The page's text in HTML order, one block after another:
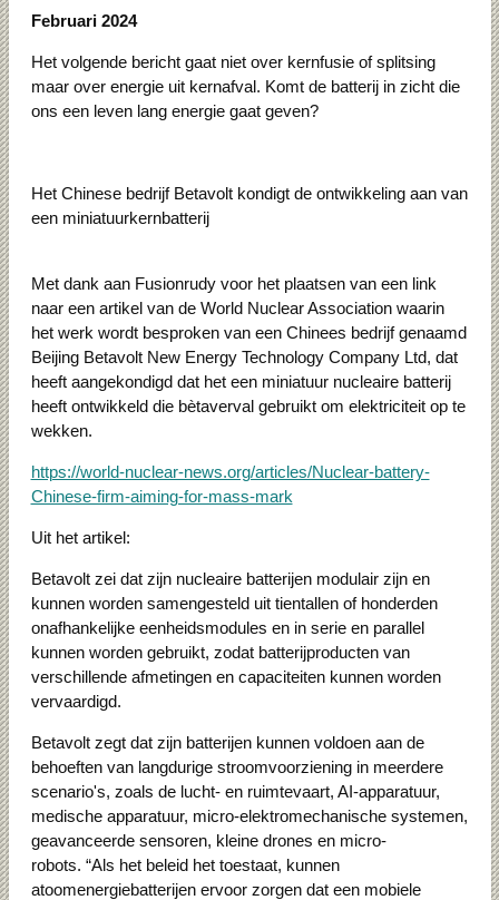
Februari 2024
Het volgende bericht gaat niet over kernfusie of splitsing
maar over energie uit kernafval. Komt de batterij in zicht die
ons een leven lang energie gaat geven?
Het Chinese bedrijf Betavolt kondigt de ontwikkeling aan van
een miniatuurkernbatterij
Met dank aan Fusionrudy voor het plaatsen van een link
naar een artikel van de World Nuclear Association waarin
het werk wordt besproken van een Chinees bedrijf genaamd
Beijing Betavolt New Energy Technology Company Ltd, dat
heeft aangekondigd dat het een miniatuur nucleaire batterij
heeft ontwikkeld die bètaverval gebruikt om elektriciteit op te
wekken.
https://world-nuclear-news.org/articles/Nuclear-battery-
Chinese-firm-aiming-for-mass-mark
Uit het artikel:
Betavolt zei dat zijn nucleaire batterijen modulair zijn en
kunnen worden samengesteld uit tientallen of honderden
onafhankelijke eenheidsmodules en in serie en parallel
kunnen worden gebruikt, zodat batterijproducten van
verschillende afmetingen en capaciteiten kunnen worden
vervaardigd.
Betavolt zegt dat zijn batterijen kunnen voldoen aan de
behoeften van langdurige stroomvoorziening in meerdere
scenario's, zoals de lucht- en ruimtevaart, AI-apparatuur,
medische apparatuur, micro-elektromechanische systemen,
geavanceerde sensoren, kleine drones en micro-
robots. “Als het beleid het toestaat, kunnen
atoomenergiebatterijen ervoor zorgen dat een mobiele